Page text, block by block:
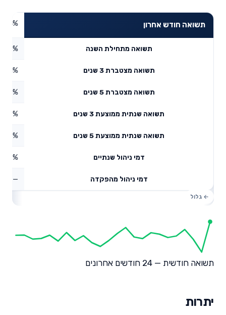
תשואה חודש אחרון
תשואה מתחילת השנה 5.6%
תשואה מצטברת 3 שנים
תשואה מצטברת 5 שנים
תשואה שנתית ממוצעת 3 שנים
תשואה שנתית ממוצעת 5 שנים
דמי ניהול שנתיים
דמי ניהול מהפקדה —
תשואה חודשית — 24 חודשים אחרונים
יתרות